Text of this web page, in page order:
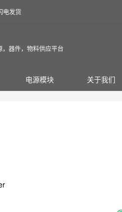
电发货
，器件，物料供应平台
电源模块 关于我们